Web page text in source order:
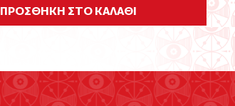
ΠΡΟΣΘΗΚΗ ΣΤΟ ΚΑΛΑΘΙ